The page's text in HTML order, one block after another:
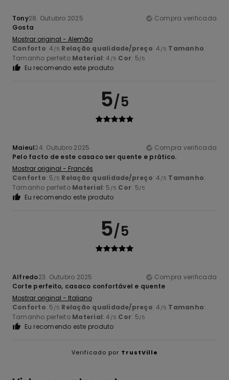
Tony28. Outubro 2025
Compra verificada
Gosta
Mostrar original - Alemão
Conforto: 4 /5 Relação qualidade/preço: 4 /5 Tamanho:
Tamanho perfeito Material: 4 /5 Cor: 5/5
Eu recomendo este produto
5/5
Maieul24. Outubro 2025
Compra verificada
Pelo facto de este casaco ser quente e prático.
Mostrar original - Francês
Conforto: 5 /5 Relação qualidade/preço: 4 /5 Tamanho:
Tamanho perfeito Material: 5 /5 Cor: 5/5
Eu recomendo este produto
5/5
Alfredo23. Outubro 2025
Compra verificada
Corte perfeito, casaco confortável e quente
Mostrar original - Italiano
Conforto: 5 /5 Relação qualidade/preço: 4 /5 Tamanho:
Tamanho perfeito Material: 4 /5 Cor: 5/5
Eu recomendo este produto
Verificado por TrustVille